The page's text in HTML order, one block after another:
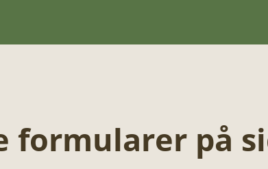
formularer på